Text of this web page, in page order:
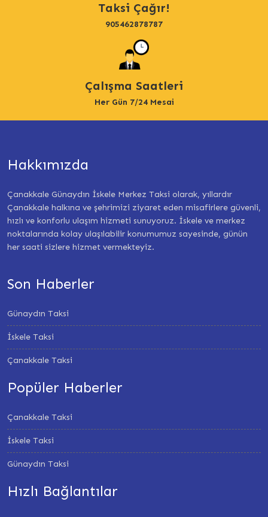
Taksi Çağır!
905462878787
Çalışma Saatleri
Her Gün 7/24 Mesai
Hakkımızda
Çanakkale Günaydın İskele Merkez Taksi olarak, yıllardır
Çanakkale halkına ve şehrimizi ziyaret eden misafirlere güvenli,
hızlı ve konforlu ulaşım hizmeti sunuyoruz. İskele ve merkez
noktalarında kolay ulaşılabilir konumumuz sayesinde, günün
her saati sizlere hizmet vermekteyiz.
Son Haberler
Günaydın Taksi
İskele Taksi
Çanakkale Taksi
Popüler Haberler
Çanakkale Taksi
İskele Taksi
Günaydın Taksi
Hızlı Bağlantılar